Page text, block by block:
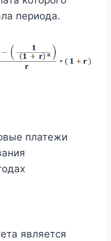
периода.
платежи
является